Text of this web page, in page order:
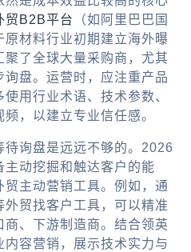
贸B2B平台
（如阿里巴巴国
原材料行业初期建立海外曝
了全球大量采购商，尤其
盘。运营时，应注重产品
用行业术语、技术参数、
，以建立专业信任感。
待询盘是远远不够的。2026
动挖掘和触达客户的能
主动营销工具。例如，通
贸找客户工具，可以精准
、下游制造商。结合领英
容营销，展示技术实力与